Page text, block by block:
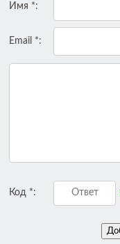
Имя *:
Email *:
Код *: